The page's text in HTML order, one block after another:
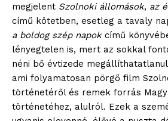
megjelent Szolnoki állomások, az
című kötetben, esetleg a tavaly
a boldog szép napokcímű
lényegtelen is, mert az sokkal
néni bő évtizede
ami folyamatosan pörgő film
történetéről és remek forrás
történetéhez, alulról. Ezek a